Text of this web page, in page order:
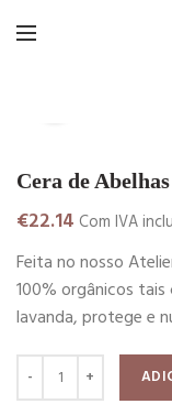
Cera de
€22.14 Com IVA
Feita no nosso
100% orgânicos
lavanda, protege e
Quantidade de Cera de